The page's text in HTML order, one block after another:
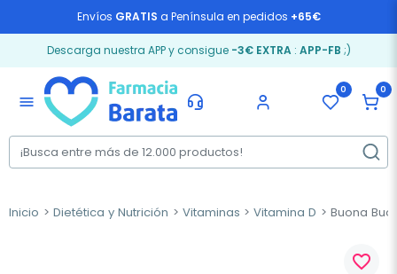
Envíos GRATIS a Península en pedidos +65€
Descarga nuestra APP y consigue -3€ EXTRA: APP-FB ;)
menu
0 0
Inicio Dietética y Nutrición Vitaminas Vitamina D Buona
favorite_border